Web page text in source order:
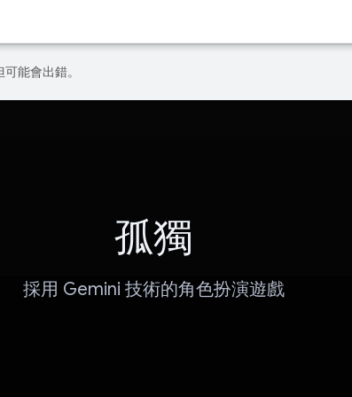
能會出錯。
孤獨
採用 Gemini 技術的角色扮演遊戲